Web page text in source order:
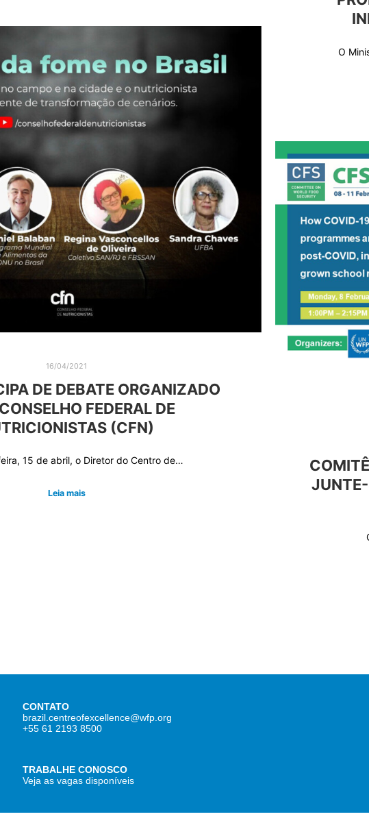
O
16/04/2021
DE DEBATE ORGANIZADO
FEDERAL DE
(CFN)
15 de abril, o Diretor do Centro de…
Leia mais
JUNTE-
CONTATO
brazil.centreofexcellence@wfp.org
+55 61 2193 8500
TRABALHE CONOSCO
Veja as vagas disponíveis